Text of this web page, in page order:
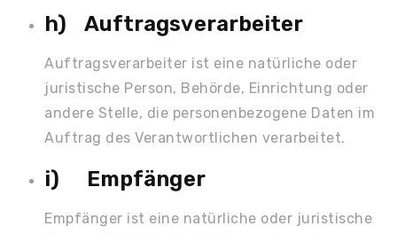
h) Auftragsverarbeiter
Auftragsverarbeiter ist eine natürliche oder
juristische Person, Behörde, Einrichtung oder
andere Stelle, die personenbezogene Daten im
Auftrag des Verantwortlichen verarbeitet.
i) Empfänger
Empfänger ist eine natürliche oder juristische